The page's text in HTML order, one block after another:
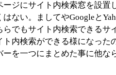
ジにサイト内検索窓を設置
ない。ましてやGoogleと
でもサイト内検索できるサ
内検索ができる様になった
ーを一つにまとめた事に他な